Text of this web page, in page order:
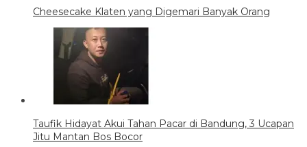
Cheesecake Klaten yang Digemari Banyak Orang
Taufik Hidayat Akui Tahan Pacar di Bandung, 3 Ucapan
Jitu Mantan Bos Bocor